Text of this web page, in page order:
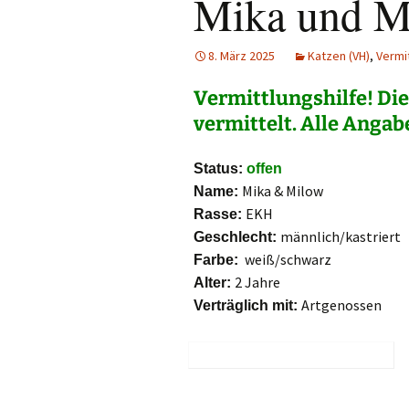
Hunde
Katzen
Pferde
Meerschweinchen
Wellensittiche &
Mika und
8. März 2025 Katzen (VH),
Vermittlungshilfe!
vermittelt. Alle
Status: offen
Name: Mika & Milow
Rasse: EKH
Geschlecht: männlich/kastriert
Farbe: weiß/schwarz
Alter: 2 Jahre
Verträglich mit: Artgenossen